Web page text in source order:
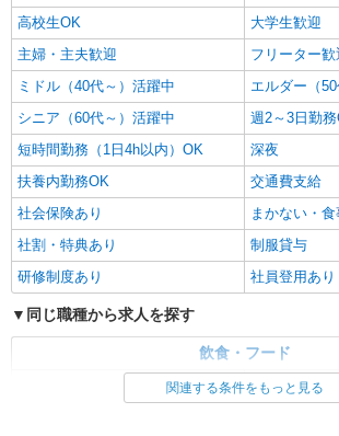
高校生OK
大学生歓迎
主婦・主夫歓迎
フリーター歓
ミドル（40代～）活躍中
エルダー（
シニア（60代～）活躍中
週2～3日勤
短時間勤務（1日4h以内）OK
深夜
扶養内勤務OK
交通費支給
社会保険あり
まかない・食
社割・特典あり
制服貸与
研修制度あり
社員登用あり
同じ職種から求人を探す
飲食・フード
ファストフード・デリ
調理・調理
関連する条件をもっと見る